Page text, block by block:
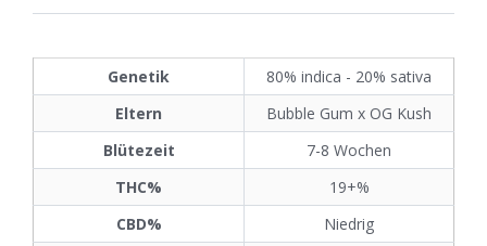
Genetik
80% indica - 20% sativa
Eltern
Bubble Gum x OG Kush
Blütezeit
7-8 Wochen
THC%
19+%
CBD%
Niedrig